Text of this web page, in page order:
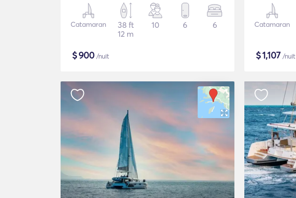
Catamaran
38 ft
12 m
10 6 6
$900 /nuit
Catamaran
$1,107 /nuit